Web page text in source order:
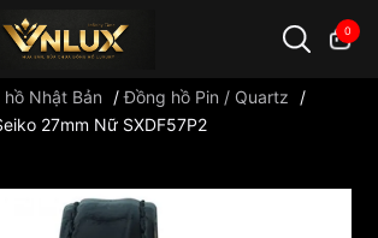
0
Nhật Bản /Đồng hồ Pin / Quartz
/
27mm Nữ SXDF57P2